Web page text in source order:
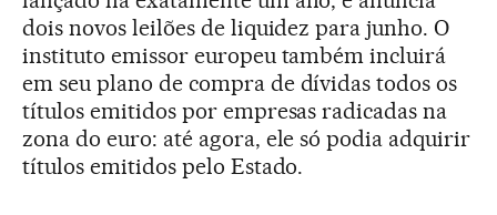
dois novos leilões de liquidez para junho. O
instituto emissor europeu também incluirá
em seu plano de compra de dívidas todos os
títulos emitidos por empresas radicadas na
zona do euro: até agora, ele só podia adquirir
títulos emitidos pelo Estado.